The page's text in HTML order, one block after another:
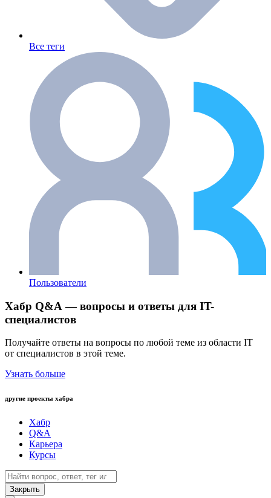
Все теги
Пользователи
Хабр Q&A — вопросы и ответы для IT-
специалистов
Получайте ответы на вопросы по любой теме из области IT
от специалистов в этой теме.
Узнать больше
другие проекты хабра
Хабр
Q&A
Карьера
Курсы
Закрыть